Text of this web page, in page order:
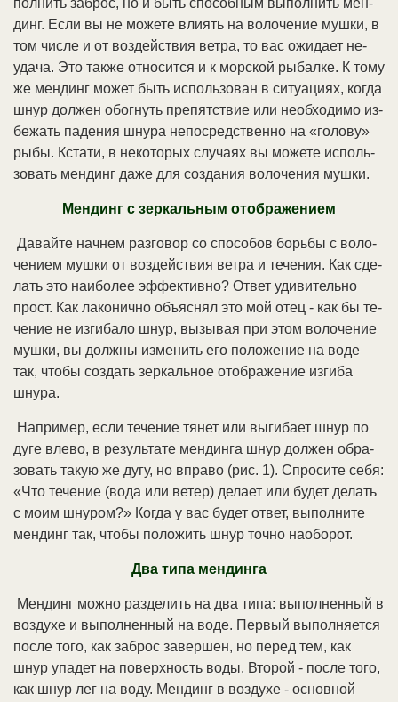
пол­нить за­брос, но и быть спо­соб­ным вы­пол­нить мен-
динг. Ес­ли вы не мо­же­те вли­ять на во­ло­че­ние муш­ки, в
том чис­ле и от воз­дей­ст­вия вет­ра, то вас ожи­да­ет не­
уда­ча. Это так­же от­но­сит­ся и к мор­ской ры­бал­ке. К то­му
же мен­динг мо­жет быть ис­поль­зо­ван в си­туа­ци­ях, ко­гда
шнур дол­жен обо­гнуть пре­пят­ст­вие или не­об­хо­ди­мо из­
бе­жать па­де­ния шну­ра не­по­сред­ст­вен­но на «го­ло­ву»
ры­бы. Кста­ти, в не­ко­то­рых слу­ча­ях вы мо­же­те ис­поль­
зо­вать мен­динг да­же для соз­да­ния во­ло­че­ния муш­ки.
Мен­динг с зер­каль­ным ото­бра­же­ни­ем
Да­вай­те нач­нем раз­го­вор со спо­со­бов борь­бы с во­ло­
че­ни­ем муш­ки от воз­дей­ст­вия вет­ра и те­че­ния. Как сде­
лать это наи­бо­лее эф­фек­тив­но? От­вет уди­ви­тель­но
прост. Как ла­ко­нич­но объ­яс­нял это мой отец - как бы те­
че­ние не из­ги­ба­ло шнур, вы­зы­вая при этом во­ло­че­ние
муш­ки, вы долж­ны из­ме­нить его по­ло­же­ние на во­де
так, что­бы соз­дать зер­каль­ное ото­бра­же­ние из­ги­ба
шну­ра.
На­при­мер, ес­ли те­че­ние тя­нет или вы­ги­ба­ет шнур по
ду­ге вле­во, в ре­зуль­та­те мен­дин­га шнур дол­жен об­ра­
зо­вать та­кую же ду­гу, но впра­во (рис. 1). Спро­си­те се­бя:
«Что те­че­ние (во­да или ве­тер) де­ла­ет или бу­дет де­лать
с мо­им шну­ром?» Ко­гда у вас бу­дет от­вет, вы­пол­ни­те
мен­динг так, что­бы по­ло­жить шнур точ­но на­обо­рот.
Два ти­па мен­дин­га
Мен­динг мож­но раз­де­лить на два ти­па: вы­пол­нен­ный в
воз­ду­хе и вы­пол­нен­ный на во­де. Пер­вый вы­пол­ня­ет­ся
по­сле то­го, как за­брос за­вер­шен, но пе­ред тем, как
шнур упа­дет на по­верх­ность во­ды. Вто­рой - по­сле то­го,
как шнур лег на во­ду. Мен­динг в воз­ду­хе - ос­нов­ной